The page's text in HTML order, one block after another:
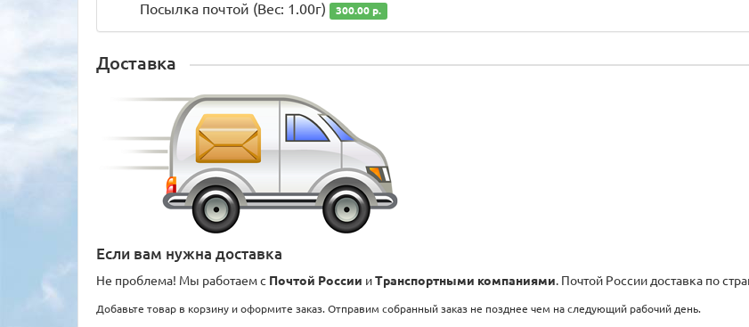
Посылка почтой (Вес: 1.00г) 300.00 р.
Доставка
Если вам нужна доставка
Не проблема! Мы работаем с Почтой России иТранспортными компаниями. Почтой России доставка по
Добавьте товар в корзину и оформите заказ. Отправим собранный заказ не позднее чем на следующий рабочий день.